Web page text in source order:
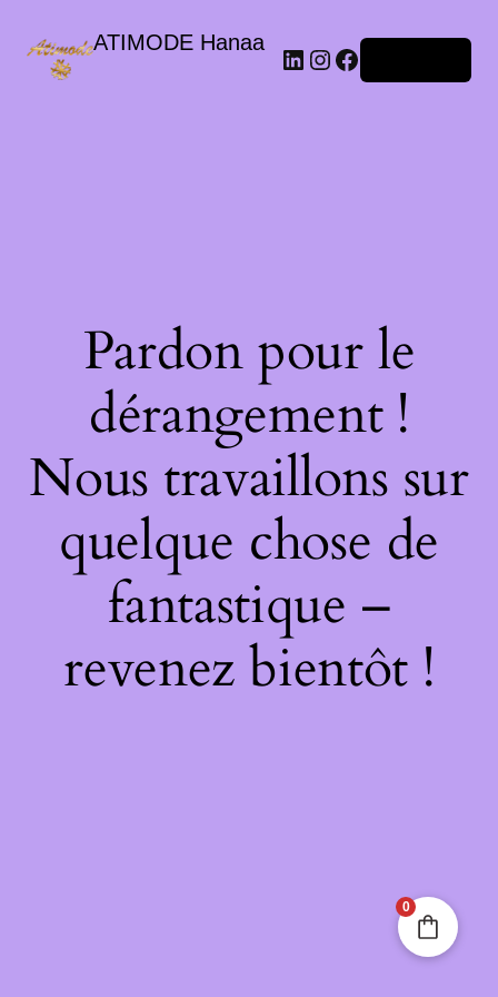
ATIMODE Hanaa
Pardon pour le
dérangement !
Nous travaillons sur
quelque chose de
fantastique –
revenez bientôt !
0